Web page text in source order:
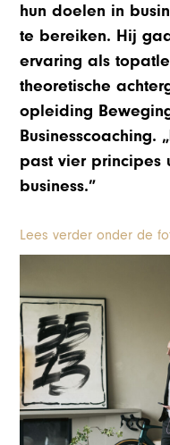
hun doelen in
te bereiken. Hij
ervaring als
theoretische
opleiding
Businesscoaching.
past vier principes
business.”
Lees verder onder de